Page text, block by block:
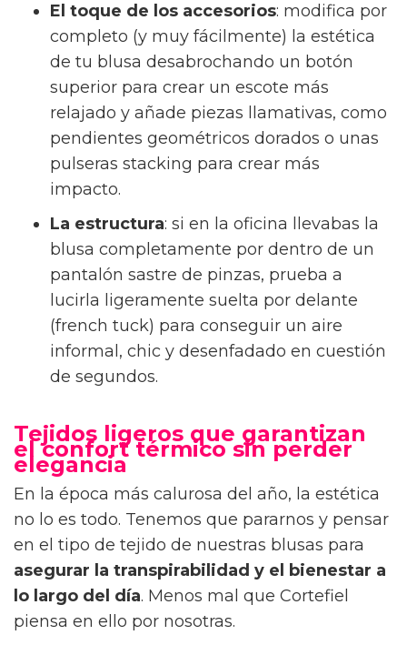
El toque de los accesorios: modifica por
completo (y muy fácilmente) la estética
de tu blusa desabrochando un botón
superior para crear un escote más
relajado y añade piezas llamativas, como
pendientes geométricos dorados o unas
pulseras stacking para crear más
impacto.
La estructura: si en la oficina llevabas la
blusa completamente por dentro de un
pantalón sastre de pinzas, prueba a
lucirla ligeramente suelta por delante
(french tuck) para conseguir un aire
informal, chic y desenfadado en cuestión
de segundos.
Tejidos ligeros que garantizan
el confort térmico sin perder
elegancia
En la época más calurosa del año, la estética
no lo es todo. Tenemos que pararnos y pensar
en el tipo de tejido de nuestras blusas para
asegurar la transpirabilidad y el bienestar a
lo largo del día. Menos mal que Cortefiel
piensa en ello por nosotras.